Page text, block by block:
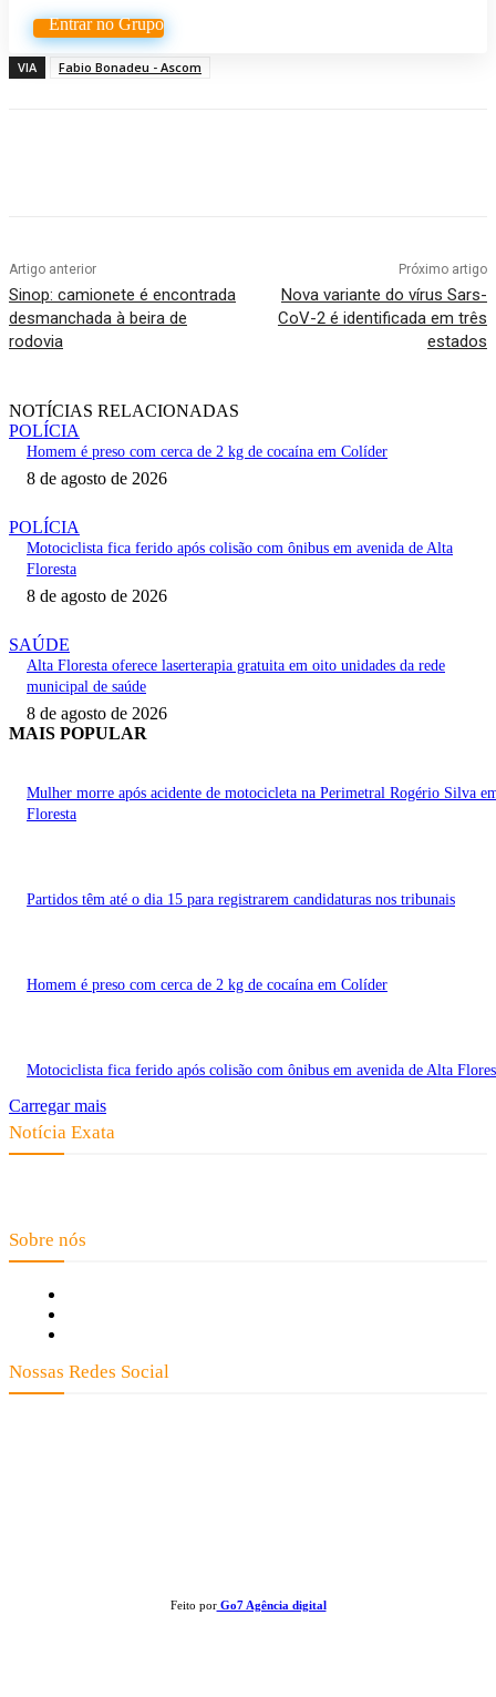
Entrar no Grupo
VIA Fabio Bonadeu - Ascom
Artigo anterior
Sinop: camionete é encontrada
desmanchada à beira de
rodovia
Próximo artigo
Nova variante do vírus Sars-
CoV-2 é identificada em três
estados
NOTÍCIAS RELACIONADAS
POLÍCIA
Homem é preso com cerca de 2 kg de cocaína em Colíder
8 de agosto de 2026
POLÍCIA
Motociclista fica ferido após colisão com ônibus em avenida de Alta
Floresta
8 de agosto de 2026
SAÚDE
Alta Floresta oferece laserterapia gratuita em oito unidades da rede
municipal de saúde
8 de agosto de 2026
MAIS POPULAR
Mulher morre após acidente de motocicleta na Perimetral Rogério Silva
Floresta
Partidos têm até o dia 15 para registrarem candidaturas nos tribunais
Homem é preso com cerca de 2 kg de cocaína em Colíder
Motociclista fica ferido após colisão com ônibus em avenida de Alta
Carregar mais
Notícia Exata
Sobre nós
Nossas Redes Social
Feito porGo7 Agência digital